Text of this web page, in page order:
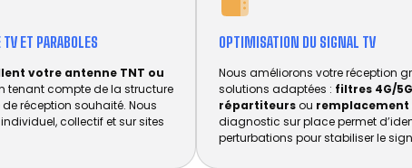
ET PARABOLES
votre antenne TNT ou
tenant compte de la structure
réception souhaité. Nous
collectif et sur sites
OPTIMISATION DU SIGNAL TV
Nous améliorons votre réception
solutions adaptées : filtres 4G/5G
répartiteursou remplacement
diagnostic sur place permet
perturbations pour stabiliser le